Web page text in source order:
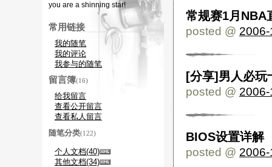
常规赛1月NBA
posted @
[分享]男人必玩
posted @
BIOS设置详解
posted @
you are a shinning star!
常用链接
我的随笔
我的评论
我参与的随笔
留言簿(16)
给我留言
查看公开留言
查看私人留言
随笔分类(122)
个人文档(40)
其他文档(34)